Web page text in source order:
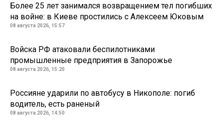
Более 25 лет занимался возвращением тел погибших
на войне: в Киеве простились с Алексеем Юковым
08 августа 2026, 15:57
Войска РФ атаковали беспилотниками
промышленные предприятия в Запорожье
08 августа 2026, 15:20
Россияне ударили по автобусу в Никополе: погиб
водитель, есть раненый
08 августа 2026, 14:50